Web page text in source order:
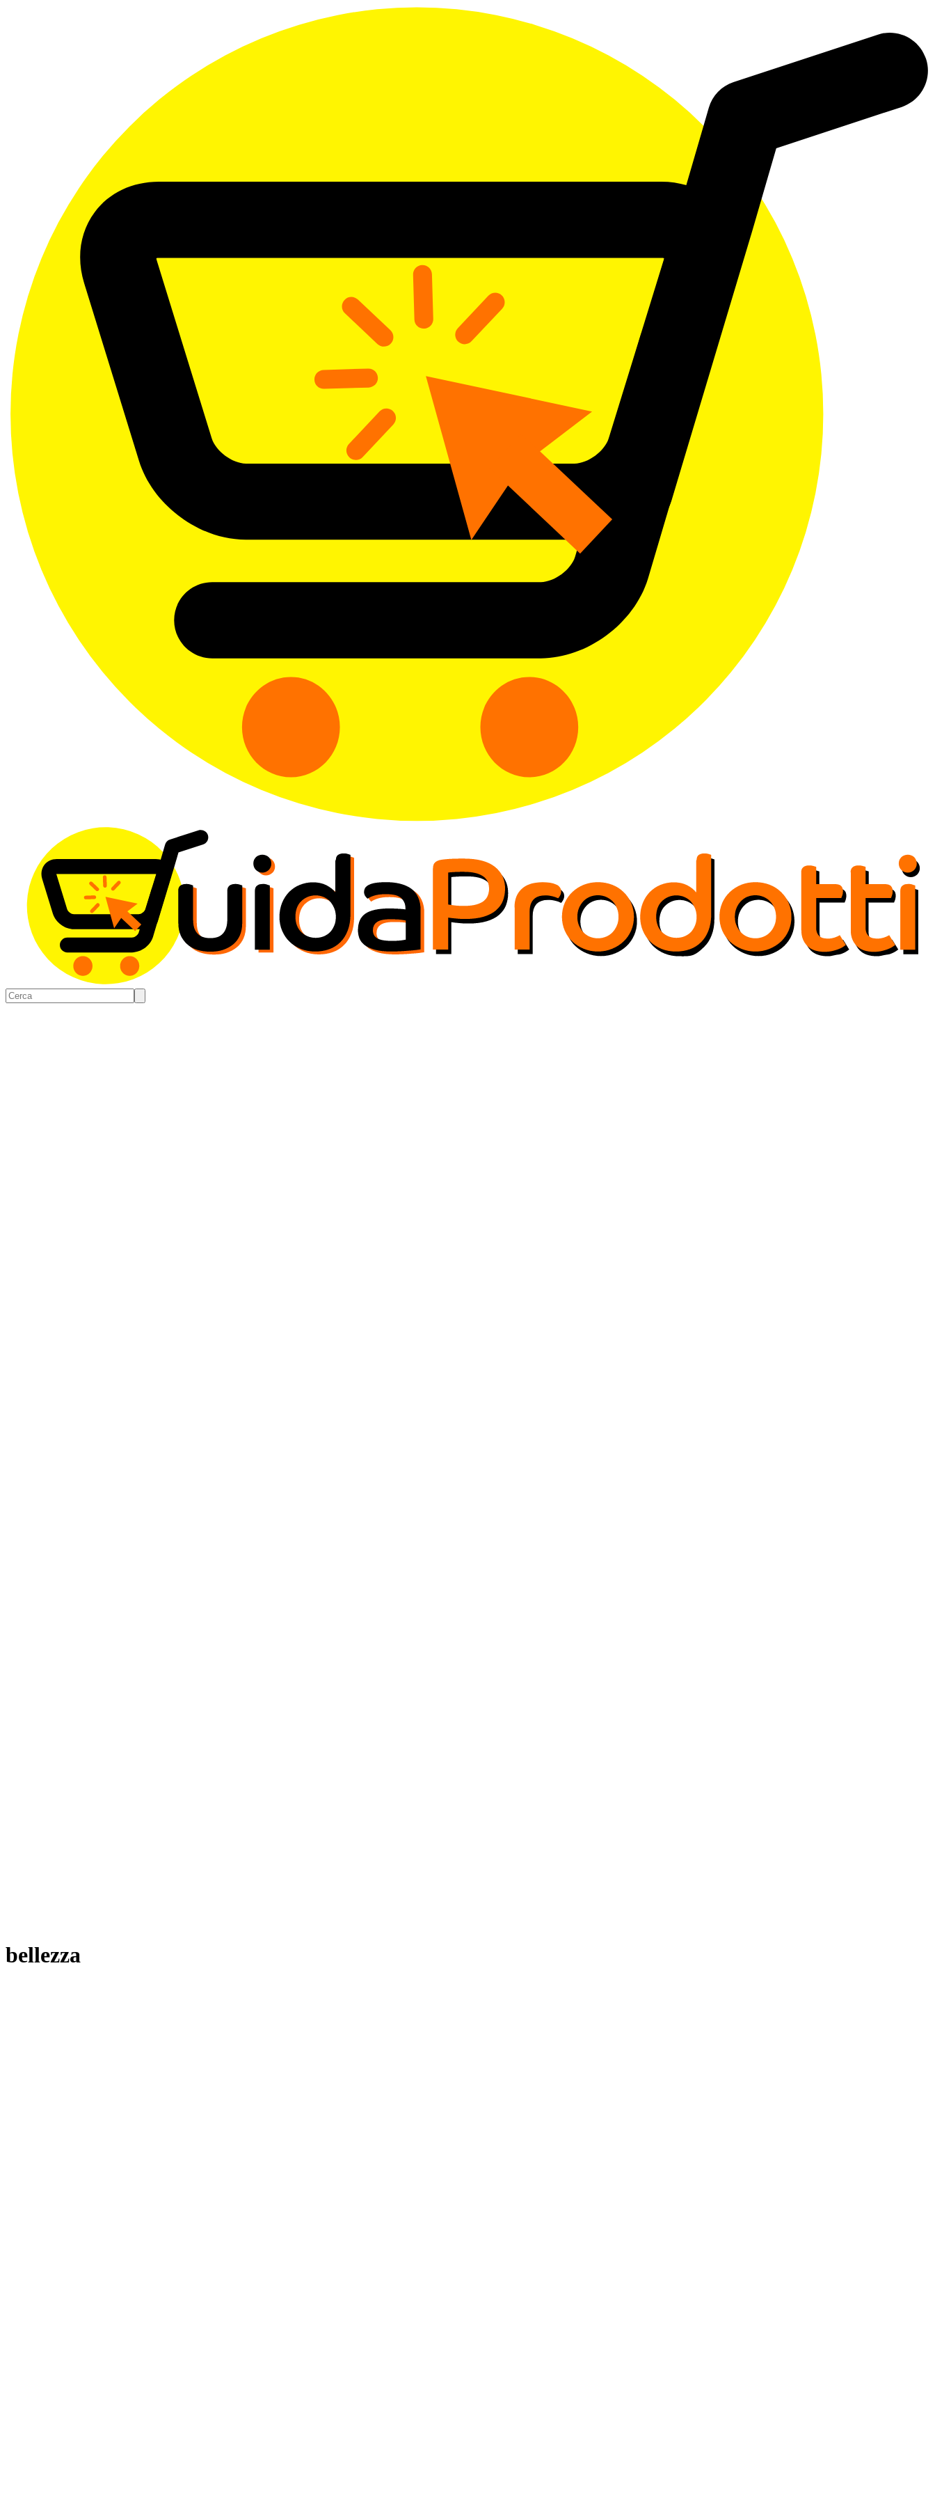
bellezza